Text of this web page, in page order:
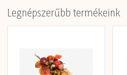
Legnépszerűbb termékeink